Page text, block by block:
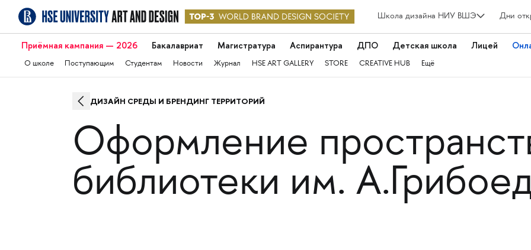
Школа дизайна НИУ ВШЭ Дни
Приёмная кампания — 2026 Бакалавриат Магистратура Аспирантура ДПО Детская школа Лицей
О школе Поступающим Студентам Новости Журнал HSE ART GALLERY STORE CREATIVE HUB Ещё
ДИЗАЙН СРЕДЫ И БРЕНДИНГ ТЕРРИТОРИЙ
Оформление
библиотеки им.